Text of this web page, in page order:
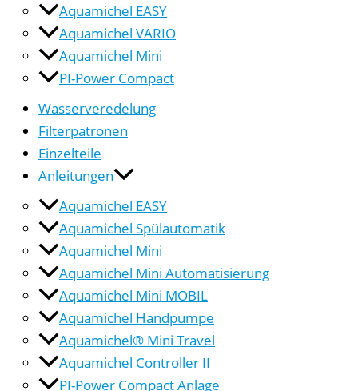
Aquamichel EASY
Aquamichel VARIO
Aquamichel Mini
PI-Power Compact
Wasserveredelung
Filterpatronen
Einzelteile
Anleitungen
Aquamichel EASY
Aquamichel Spülautomatik
Aquamichel Mini
Aquamichel Mini Automatisierung
Aquamichel Mini MOBIL
Aquamichel Handpumpe
Aquamichel® Mini Travel
Aquamichel Controller II
PI-Power Compact Anlage